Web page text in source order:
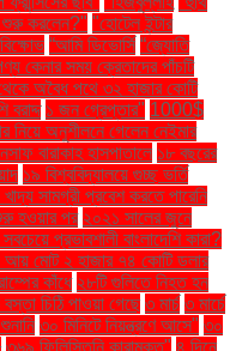
শুরু করলেন?" "হোটেল ইন্টার
“আমি ডিভোর্সি “জ্যোতি
কেনার সময় ক্রেতাদের পাঁচটি
অবৈধ পথে ৩২ হাজার কোটি
বরাদ্দ ১ জন গ্রেপ্তার" 1000$
নিয়ে অনুশীলনে গেলেন নেইমার
বারাকাহ হাসপাতালে ১৮ বছরের
১৯ বিশ্ববিদ্যালয়ে গুচ্ছ ভর্তি
সামগ্রী প্রবেশ করতে পারেনি
হওয়ার পর ২০২১ সালের জুনে
প্রভাবশালী বাংলাদেশি কারা?
আয় মোট ২ হাজার ৭৪ কোটি ডলার
কাঁধে ২৮টি গুলিতে নিহত হন
চিঠি পাওয়া গেছে ৩ মার্চ ৩ মার্চে
৩০ মিনিটে নিয়ন্ত্রণে আসে" ৩০
৩৬৯ ফিলিস্তিনি কারামুক্ত" ৪ দিনে